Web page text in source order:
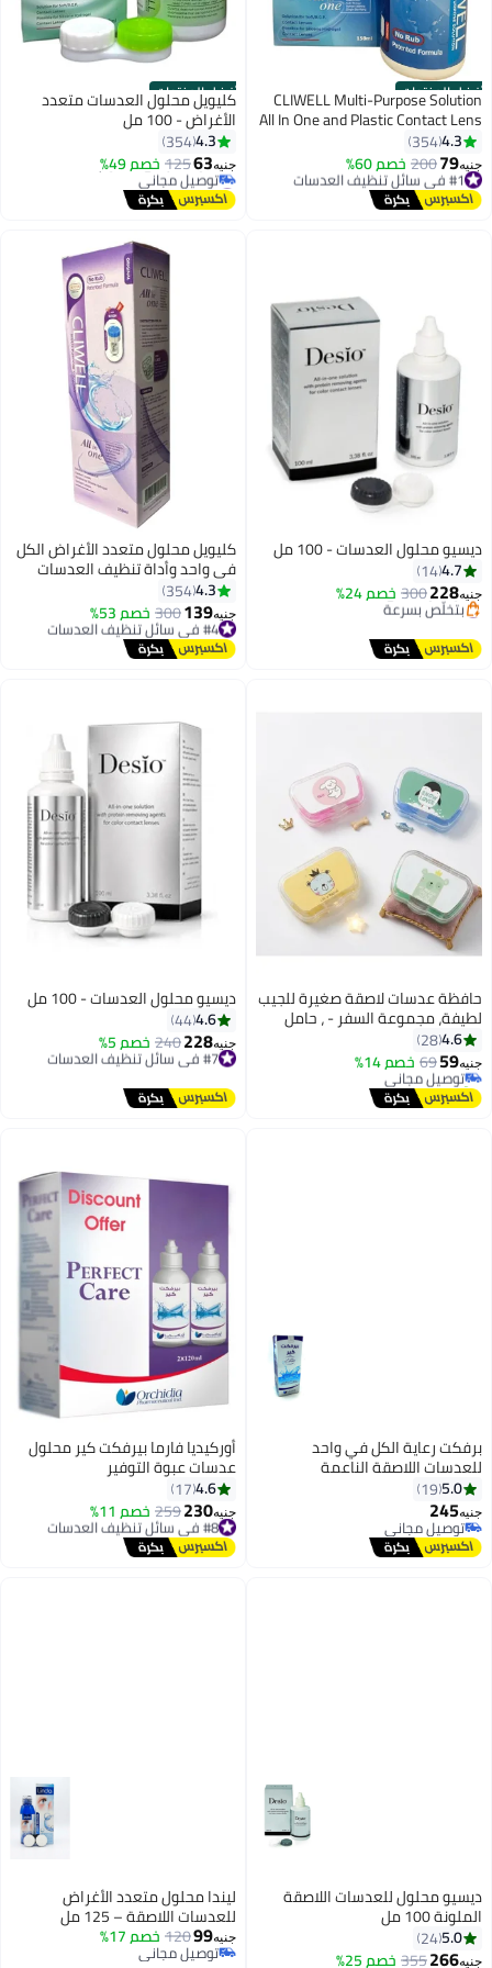
أفضل المنتجات
CLIWELL Multi-Purpose Solution
All In One and Plastic Contact Lens
Cleaning Tool - 150ml
4.3
354
جنيه79
200 خصم 60% #1 في سائل تنظيف العدسات
توصيل مجاني
#1 في سائل تنظيف العدسات
أفضل المنتجات
كليويل محلول العدسات متعدد
الأغراض - 100 مل
4.3
354
جنيه63
125 خصم 49%
#2 في سائل تنظيف العدسات
أقل سعر في 30 يوم
توصيل مجاني
ديسيو محلول العدسات - 100 مل
4.7
14
جنيه228
300 خصم 24%
#5 في سائل تنظيف العدسات
توصيل مجاني
بتخلّص بسرعة
#5 في سائل تنظيف العدسات
كليويل محلول متعدد الأغراض الكل
في واحد وأداة تنظيف العدسات
اللاصقة البلاستيكية - 250 مل
4.3
354
جنيه139
300 خصم 53% #4 في سائل تنظيف العدسات
توصيل مجاني
#4 في سائل تنظيف العدسات
حافظة عدسات لاصقة صغيرة للجيب
لطيفة، مجموعة السفر - ، حامل
تخزين للعناية بالعين، مجموعة
سهلة الحمل،- مراة + ملاقط +
وصلة عصا + حامل عدسات - متعدد
الالوان
4.6
28
جنيه59
69 خصم 14%
توصيل مجاني
تم بيع +60 مؤخرًا
توصيل مجاني
ديسيو محلول العدسات - 100 مل
4.6
44
جنيه228
240 خصم 5% #7 في سائل تنظيف العدسات
توصيل مجاني
برفكت رعاية الكل في واحد
للعدسات اللاصقة الناعمة
5.0
19
جنيه245
توصيل مجاني
توصيل مجاني
أوركيديا فارما بيرفكت كير محلول
عدسات عبوة التوفير
4.6
17
جنيه230
259 خصم 11% #8 في سائل تنظيف العدسات
توصيل مجاني
#8 في سائل تنظيف العدسات
ديسيو محلول للعدسات اللاصقة
الملونة 100 مل
5.0
24
جنيه266
355 خصم 25%
ليندا محلول متعدد الأغراض
للعدسات اللاصقة – 125 مل
جنيه99
120 خصم 17%
توصيل مجاني